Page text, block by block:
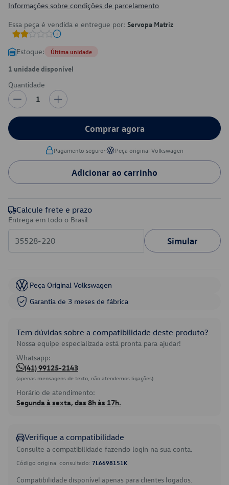
Informações sobre condições de parcelamento
Essa peça é vendida e entregue por: Servopa Matriz
Estoque: Última unidade
1 unidade disponível
Quantidade
1
Comprar agora
Pagamento seguro• Peça original Volkswagen
Adicionar ao carrinho
Calcule frete e prazo
Entrega em todo o Brasil
Simular
Peça Original Volkswagen
Garantia de 3 meses de fábrica
Tem dúvidas sobre a compatibilidade deste produto?
Nossa equipe especializada está pronta para ajudar!
Whatsapp:
(41) 99125-2143
(apenas mensagens de texto, não atendemos ligações)
Horário de atendimento:
Segunda à sexta, das 8h às 17h.
Verifique a compatibilidade
Consulte a compatibilidade fazendo login na sua conta.
Código original consultado: 7L6698151K
Compatibilidade disponível apenas para clientes logados.